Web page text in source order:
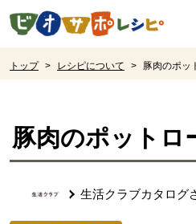
ページの先頭です。
トップ > レシピについて > 豚肉のポッ
豚肉のポットロ
生活クラブカタログ